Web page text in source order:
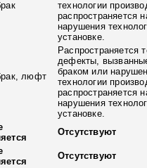
технологии
распространяется
нарушения
установке.
люфт
Распространяется
дефекты,
браком или
технологии
распространяется
нарушения
установке.
Отсутствуют
Отсутствуют